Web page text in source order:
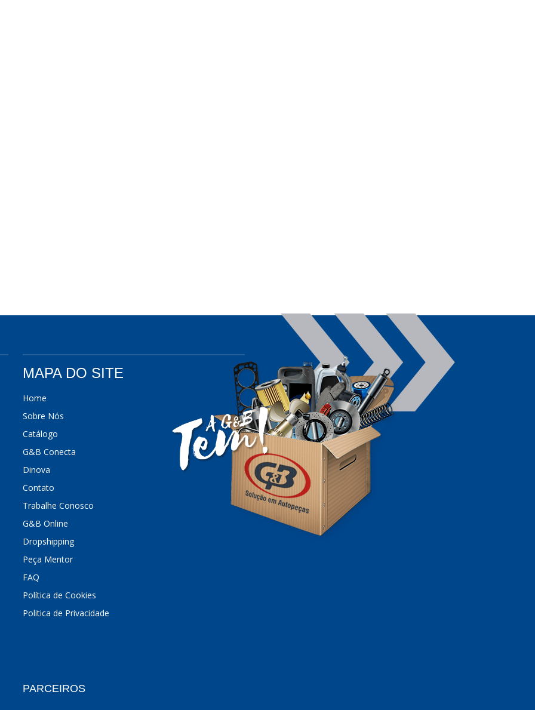
MAPA DO SITE
Home
Sobre Nós
Catálogo
G&B Conecta
Dinova
Contato
Trabalhe Conosco
G&B Online
Dropshipping
Peça Mentor
FAQ
Política de Cookies
Politica de Privacidade
PARCEIROS